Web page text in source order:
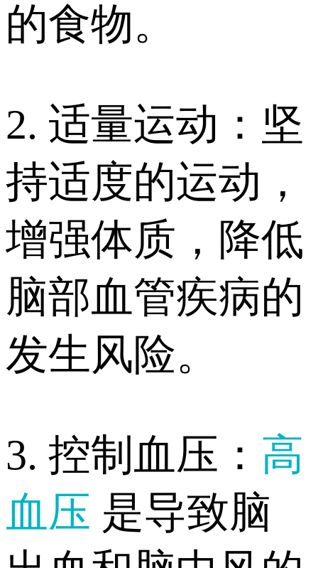
的食物。
2. 适量运动：坚
持适度的运动，
增强体质，降低
脑部血管疾病的
发生风险。
3. 控制血压： 高
血压 是导致脑